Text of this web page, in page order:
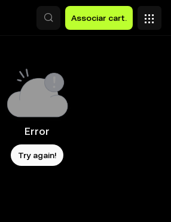
Associar cart.
Error
Try again!